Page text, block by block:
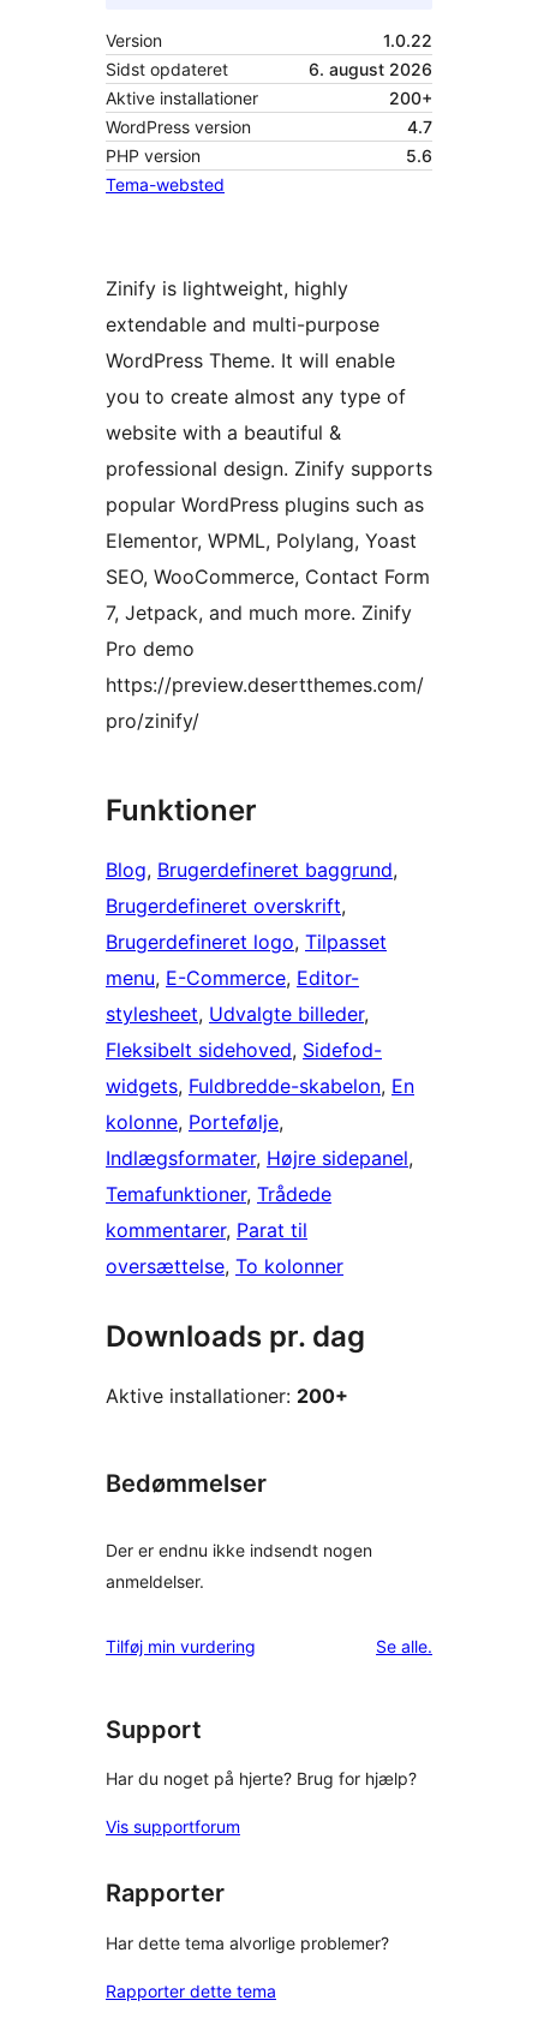
Version
1.0.22
Sidst opdateret
6. august 2026
Aktive installationer
200+
WordPress version
4.7
PHP version
5.6
Tema-websted
Zinify is lightweight, highly
extendable and multi-purpose
WordPress Theme. It will enable
you to create almost any type of
website with a beautiful &
professional design. Zinify supports
popular WordPress plugins such as
Elementor, WPML, Polylang, Yoast
SEO, WooCommerce, Contact Form
7, Jetpack, and much more. Zinify
Pro demo
https://preview.desertthemes.com/
pro/zinify/
Funktioner
Blog, Brugerdefineret baggrund
Brugerdefineret overskrift
Brugerdefineret logo, Tilpasset
menu, E-Commerce, Editor-
stylesheet, Udvalgte billeder
Fleksibelt sidehoved, Sidefod-
widgets, Fuldbredde-skabelon, En
kolonne, Portefølje
Indlægsformater, Højre sidepanel
Temafunktioner, Trådede
kommentarer, Parat til
oversættelse, To kolonner
Downloads pr. dag
Aktive installationer: 200+
Bedømmelser
Der er endnu ikke indsendt nogen
anmeldelser.
Tilføj min vurdering Se alleanmeldelser
.
Support
Har du noget på hjerte? Brug for hjælp?
Vis supportforum
Rapporter
Har dette tema alvorlige problemer?
Rapporter dette tema